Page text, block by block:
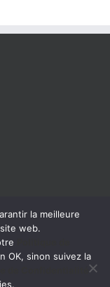
la meilleure
web.
OK, sinon suivez la